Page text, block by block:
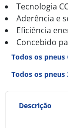
Tecnologia
Aderência e
Eficiência
Concebido
Todos os pneus
Todos os pneus‎
Descrição